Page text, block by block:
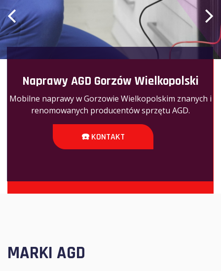
Naprawy AGD Gorzów Wielkopolski
Mobilne naprawy w Gorzowie Wielkopolskim znanych i
renomowanych producentów sprzętu AGD.
☎️ KONTAKT
MARKI AGD